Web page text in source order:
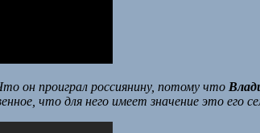
он проиграл россиянину, потому что
что для него имеет значение это его